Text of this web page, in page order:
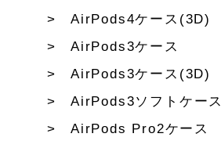
AirPods4ケース(3D)
AirPods3ケース
AirPods3ケース(3D)
AirPods3ソフトケース
AirPods Pro2ケース